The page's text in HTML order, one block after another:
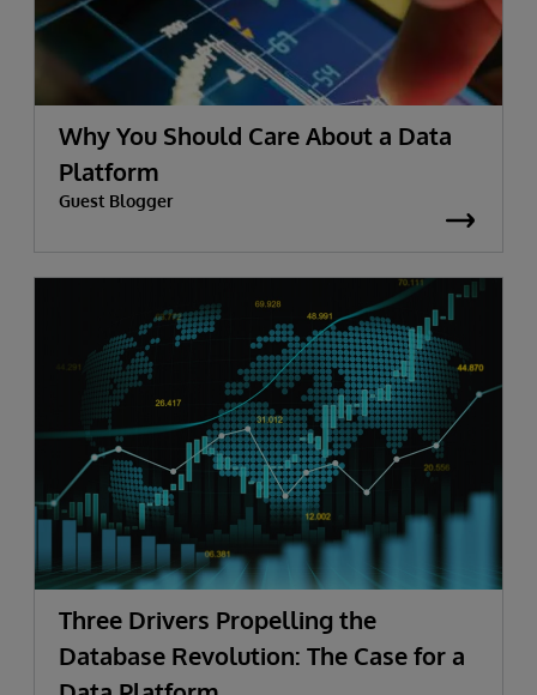
Why You Should Care About a Data
Platform
Guest Blogger
Three Drivers Propelling the
Database Revolution: The Case for a